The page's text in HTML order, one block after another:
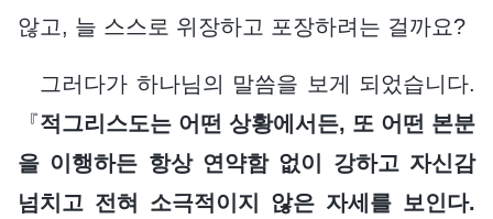
않고, 늘 스스로 위장하고 포장하려는 걸까요?
그러다가 하나님의 말씀을 보게 되었습니다.
『적그리스도는 어떤 상황에서든, 또 어떤 본분
을 이행하든 항상 연약함 없이 강하고 자신감
넘치고 전혀 소극적이지 않은 자세를 보인다.